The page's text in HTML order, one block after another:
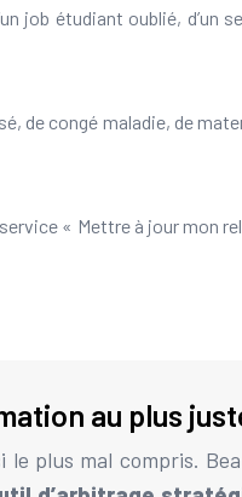
job étudiant oublié,
de congé maladie, de
« Mettre à jour mon
au plus
plus mal compris.